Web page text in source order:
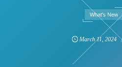
What's New
March 11,2024